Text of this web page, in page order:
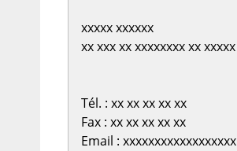
xxxxx xxxxxx
xx xxx xx xxxxxxxx xx xxxxx
Tél. : xx xx xx xx xx
Fax : xx xx xx xx xx
Email : xxxxxxxxxxxxxxxxxx